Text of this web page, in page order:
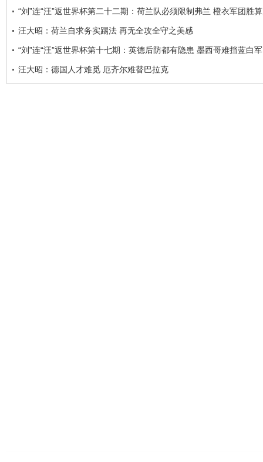
“刘”连“汪”返世界杯第二十二期：荷兰队必须限制弗兰 橙衣军团胜
汪大昭：荷兰自求务实踢法 再无全攻全守之美感
“刘”连“汪”返世界杯第十七期：英德后防都有隐患 墨西哥难挡蓝白
汪大昭：德国人才难觅 厄齐尔难替巴拉克